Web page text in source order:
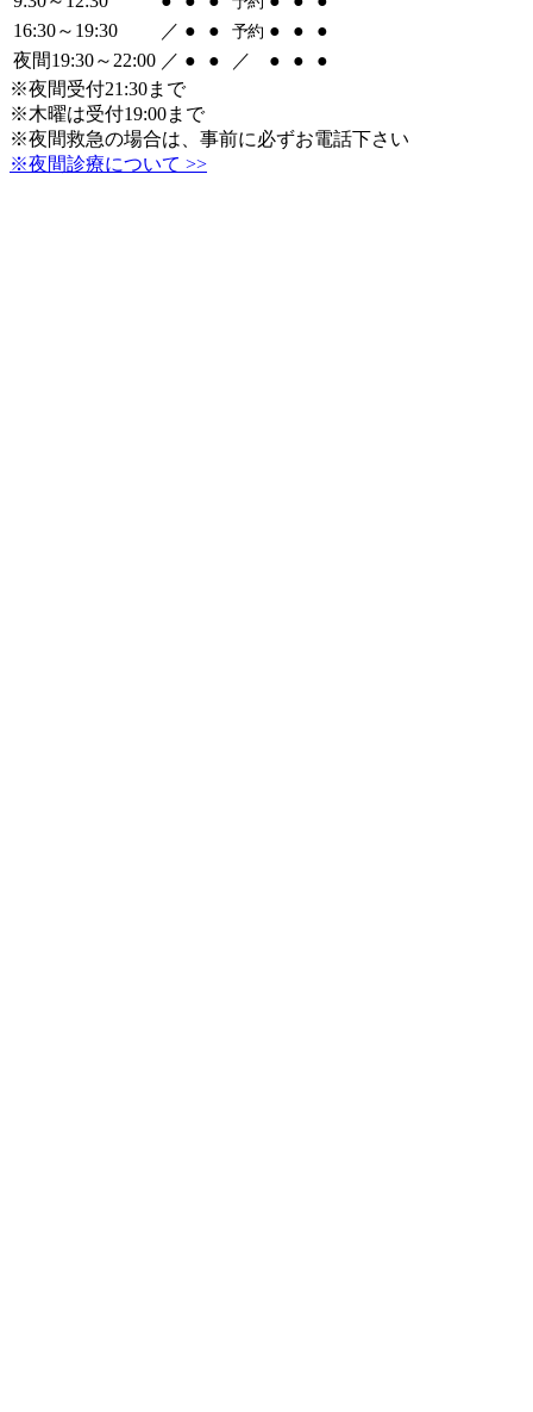
16:30～19:30
／ ● ● 予約 ● ●
●
夜間19:30～22:00 ／ ● ● ／ ● ●
●
※夜間受付21:30まで
※木曜は受付19:00まで
※夜間救急の場合は、事前に必ずお電話下さい
※夜間診療について >>